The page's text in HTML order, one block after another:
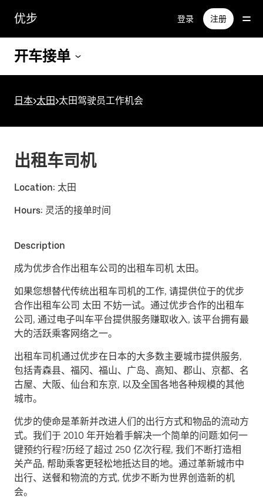
容
优步 登录 注册
开车接单
日本>太田>太田驾驶员工作机会
出租车司机
Location: 太田
Hours: 灵活的接单时间
Description
成为优步合作出租车公司的出租车司机 太田。
如果您想替代传统出租车司机的工作, 请提供位于的优步
合作出租车公司 太田 不妨一试。通过优步合作的出租车
公司, 通过电子叫车平台提供服务赚取收入, 该平台拥有最
大的活跃乘客网络之一。
出租车司机通过优步在日本的大多数主要城市提供服务,
包括青森县、福冈、福山、广岛、高知、郡山、京都、名
古屋、大阪、仙台和东京, 以及全国各地各种规模的其他
城市。
优步的使命是革新并改进人们的出行方式和物品的流动方
式。我们于 2010 年开始着手解决一个简单的问题:如何一
键预约行程?历经了超过 250 亿次行程, 我们不断打造相
关产品, 帮助乘客更轻松地抵达目的地。通过革新城市中
出行、送餐和物流的方式, 优步不断为世界创造新的机
会。